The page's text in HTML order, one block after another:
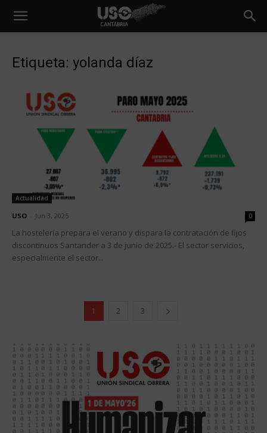
Etiqueta: yolanda díaz
Actualidad
USO Jun 3, 2025 0
La hostelería prepara el verano y dispara la contratación de fijos
discontinuos Santander a 3 de junio de 2025.- El sector servicios,
especialmente el sector...
1 2 3